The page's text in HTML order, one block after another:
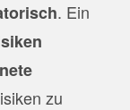
. Ein
zu